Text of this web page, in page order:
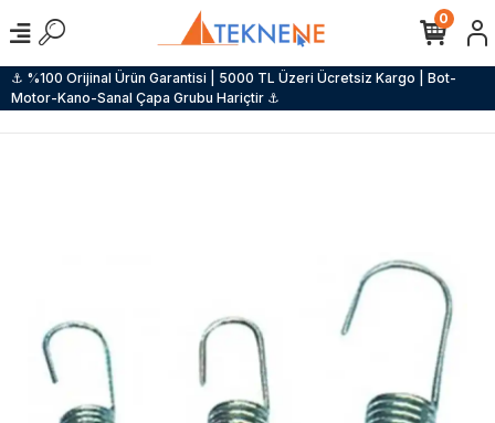
⚓ %100 Orijinal Ürün Garantisi | 5000 TL Üzeri Ücretsiz Kargo | Bot-
Motor-Kano-Sanal Çapa Grubu Hariçtir ⚓
0